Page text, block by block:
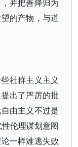
并把善降归为
的产物，与道
社群主义主义
出了严厉的批
由主义不过是
伦理谋划意图
一样难逃失败